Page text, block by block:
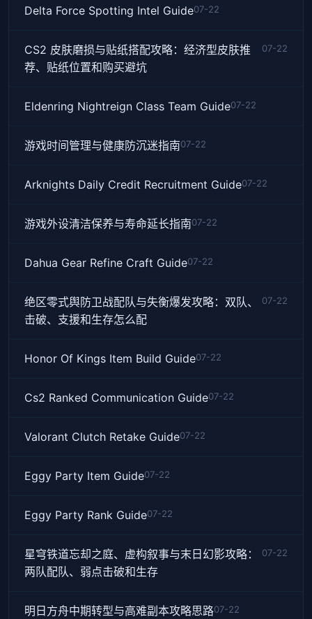
Delta Force Spotting Intel Guide07-22
CS2 皮肤磨损与贴纸搭配攻略：经济型皮肤推
荐、贴纸位置和购买避坑
07-22
Eldenring Nightreign Class Team Guide07-22
游戏时间管理与健康防沉迷指南07-22
Arknights Daily Credit Recruitment Guide07-22
游戏外设清洁保养与寿命延长指南07-22
Dahua Gear Refine Craft Guide07-22
绝区零式舆防卫战配队与失衡爆发攻略：双队、
击破、支援和生存怎么配
07-22
Honor Of Kings Item Build Guide07-22
Cs2 Ranked Communication Guide07-22
Valorant Clutch Retake Guide07-22
Eggy Party Item Guide07-22
Eggy Party Rank Guide07-22
星穹铁道忘却之庭、虚构叙事与末日幻影攻略：
两队配队、弱点击破和生存
07-22
明日方舟中期转型与高难副本攻略思路07-22